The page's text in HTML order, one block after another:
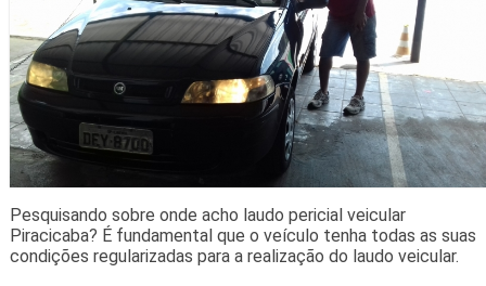
Pesquisando sobre onde acho laudo pericial veicular
Piracicaba? É fundamental que o veículo tenha todas as suas
condições regularizadas para a realização do laudo veicular.